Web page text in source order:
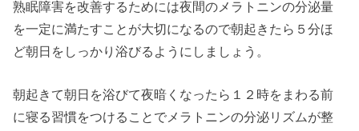
熟眠障害を改善するためには夜間のメラトニンの分泌量
を一定に満たすことが大切になるので朝起きたら５分ほ
ど朝日をしっかり浴びるようにしましょう。
朝起きて朝日を浴びて夜暗くなったら１２時をまわる前
に寝る習慣をつけることでメラトニンの分泌リズムが整